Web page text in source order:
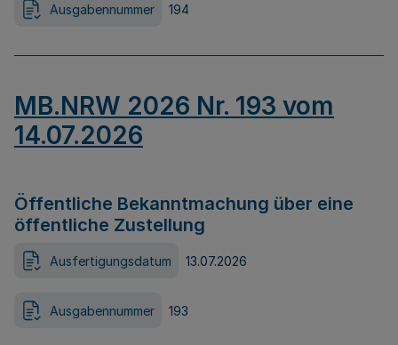
Ausgabennummer 194
MB.NRW 2026 Nr. 193 vom
14.07.2026
Öffentliche Bekanntmachung über eine
öffentliche Zustellung
Ausfertigungsdatum 13.07.2026
Ausgabennummer 193